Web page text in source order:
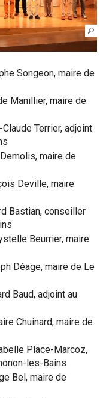
Songeon, maire de
Manillier, maire de
Terrier, adjoint
maire de
Deville, maire
Bastian, conseiller
Beurrier, maire
Déage, maire de Le
Baud, adjoint au
Chuinard, maire de
Place-Marcoz,
les-Bains
Bel, maire de